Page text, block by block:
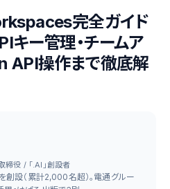
完全ガイド
キー管理・チームア
API操作まで徹底解
役 / 「.AI」創設者
創設（累計2,000名超）。電通グルー